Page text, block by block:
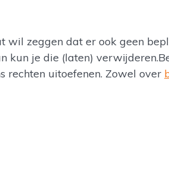
wil zeggen dat er ook geen
je die (laten)
rechten uitoefenen. Zowel over